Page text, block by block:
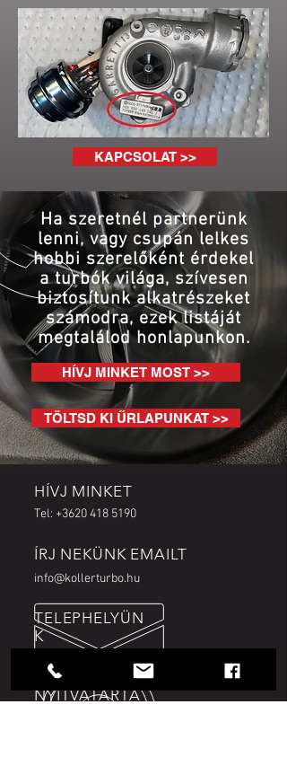
KAPCSOLAT >>
Ha szeretnél partnerünk
lenni, vagy csupán lelkes
hobbi szerelőként érdekel
a turbók világa, szívesen
biztosítunk alkatrészeket
számodra, ezek listáját
megtalálod honlapunkon.
HÍVJ MINKET MOST >>
TÖLTSD KI ŰRLAPUNKAT >>
HÍVJ MINKET
Tel: +3620 418 5190
ÍRJ NEKÜNK EMAILT
info@kollerturbo.hu
TELEPHELYÜN
K
9025 Győr, Tajtékos u. 6. (Ikrényi úti major)
NYITVATARTÁ